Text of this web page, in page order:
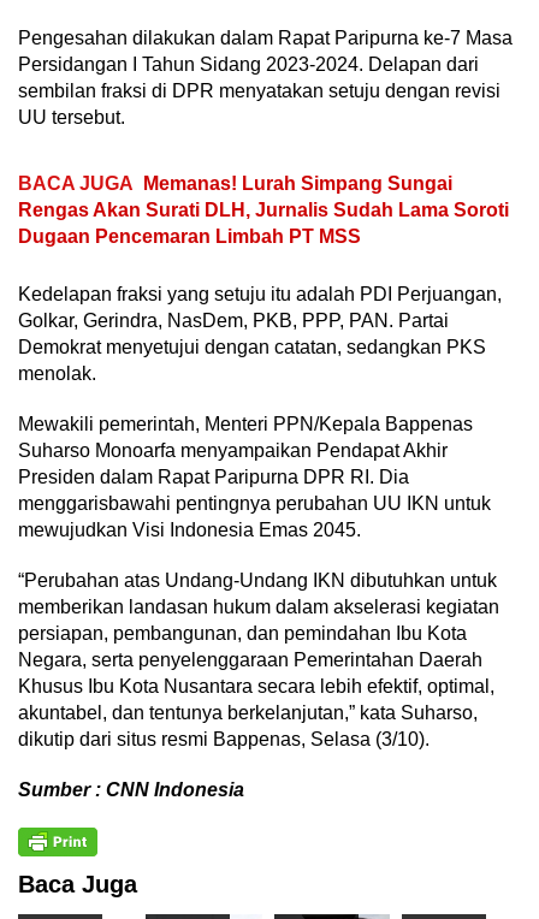
Pengesahan dilakukan dalam Rapat Paripurna ke-7 Masa
Persidangan I Tahun Sidang 2023-2024. Delapan dari
sembilan fraksi di DPR menyatakan setuju dengan revisi
UU tersebut.
BACA JUGA
Memanas! Lurah Simpang Sungai
Rengas Akan Surati DLH, Jurnalis Sudah Lama Soroti
Dugaan Pencemaran Limbah PT MSS
Kedelapan fraksi yang setuju itu adalah PDI Perjuangan,
Golkar, Gerindra, NasDem, PKB, PPP, PAN. Partai
Demokrat menyetujui dengan catatan, sedangkan PKS
menolak.
Mewakili pemerintah, Menteri PPN/Kepala Bappenas
Suharso Monoarfa menyampaikan Pendapat Akhir
Presiden dalam Rapat Paripurna DPR RI. Dia
menggarisbawahi pentingnya perubahan UU IKN untuk
mewujudkan Visi Indonesia Emas 2045.
“Perubahan atas Undang-Undang IKN dibutuhkan untuk
memberikan landasan hukum dalam akselerasi kegiatan
persiapan, pembangunan, dan pemindahan Ibu Kota
Negara, serta penyelenggaraan Pemerintahan Daerah
Khusus Ibu Kota Nusantara secara lebih efektif, optimal,
akuntabel, dan tentunya berkelanjutan,” kata Suharso,
dikutip dari situs resmi Bappenas, Selasa (3/10).
Sumber : CNN Indonesia
Baca Juga